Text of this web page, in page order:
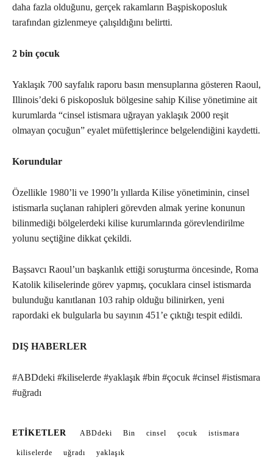
daha fazla olduğunu, gerçek rakamların Başpiskoposluk
tarafından gizlenmeye çalışıldığını belirtti.
2 bin çocuk
Yaklaşık 700 sayfalık raporu basın mensuplarına gösteren Raoul,
Illinois’deki 6 piskoposluk bölgesine sahip Kilise yönetimine ait
kurumlarda “cinsel istismara uğrayan yaklaşık 2000 reşit
olmayan çocuğun” eyalet müfettişlerince belgelendiğini kaydetti.
Korundular
Özellikle 1980’li ve 1990’lı yıllarda Kilise yönetiminin, cinsel
istismarla suçlanan rahipleri görevden almak yerine konunun
bilinmediği bölgelerdeki kilise kurumlarında görevlendirilme
yolunu seçtiğine dikkat çekildi.
Başsavcı Raoul’un başkanlık ettiği soruşturma öncesinde, Roma
Katolik kiliselerinde görev yapmış, çocuklara cinsel istismarda
bulunduğu kanıtlanan 103 rahip olduğu bilinirken, yeni
rapordaki ek bulgularla bu sayının 451’e çıktığı tespit edildi.
DIŞ HABERLER
#ABDdeki #kiliselerde #yaklaşık #bin #çocuk #cinsel #istismara
#uğradı
ETIKETLER ABDdeki Bin cinsel çocuk istismara
kiliselerde uğradı yaklaşık